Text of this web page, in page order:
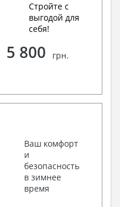
Стройте с
выгодой для
себя!
5 800 грн.
Ваш комфорт
и
безопасность
в зимнее
время